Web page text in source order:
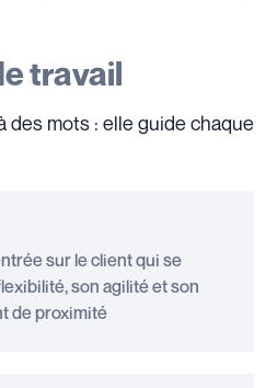
travail
des mots : elle guide chaque
sur le client qui se
son agilité et son
de proximité